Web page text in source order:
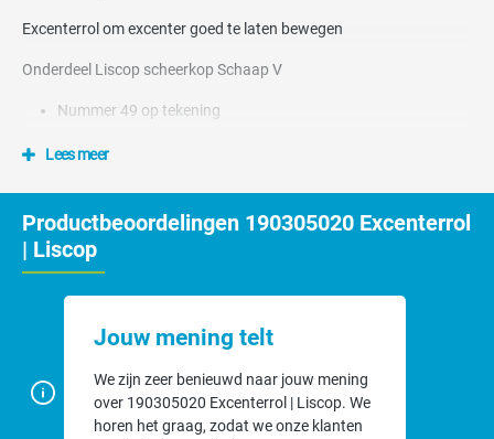
Excenterrol om excenter goed te laten bewegen
Onderdeel Liscop scheerkop Schaap V
Nummer 49 op tekening
Lees meer
Productbeoordelingen 190305020 Excenterrol
| Liscop
Jouw mening telt
We zijn zeer benieuwd naar jouw mening
over 190305020 Excenterrol | Liscop. We
horen het graag, zodat we onze klanten